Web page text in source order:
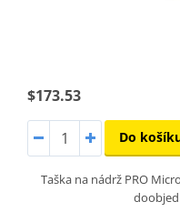
$173.53
Do
Taška na nádrž PRO